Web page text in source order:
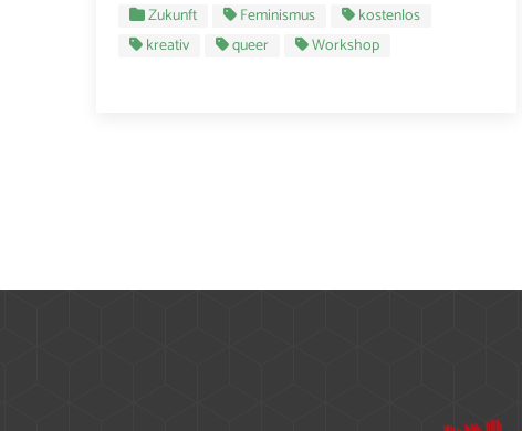
Zukunft
Feminismus
kostenlos
kreativ
queer Workshop